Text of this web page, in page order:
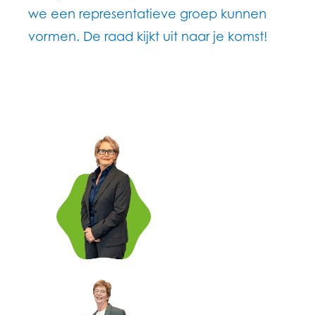
we een representatieve groep kunnen
vormen. De raad kijkt uit naar je komst!